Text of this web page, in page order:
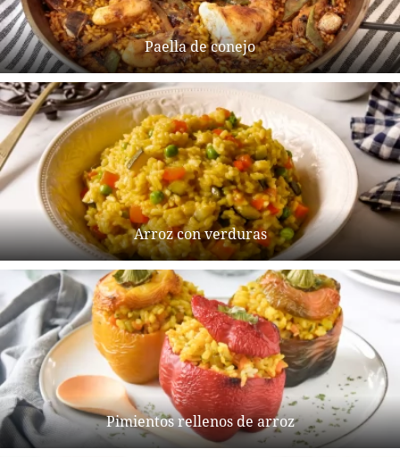
Paella de conejo
Arroz con verduras
Pimientos rellenos de arroz